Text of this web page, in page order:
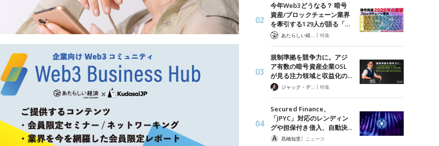
今年Web3どうなる？ 暗号
資産/ブロックチェーン業界
を牽引する129人が語る「…
| 特集
規制準拠を競争力に。アジ
ア有数の暗号資産企業OSL
が見る注力領域と収益化の…
ジャック・デロン（Jack Derong） | 特集
Secured Finance、
「JPYC」対応のレンディン
グや担保付き借入、自動決…
髙橋知里 | ニュース